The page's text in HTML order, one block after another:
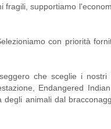
fragili, supportiamo
con priorità
che sceglie i nostri
Endangered
animali dal